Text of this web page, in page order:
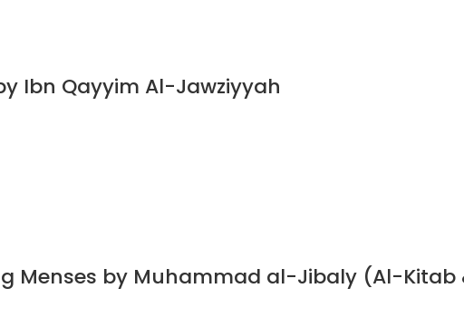
Ibn Qayyim Al-Jawziyyah
Menses by Muhammad al-Jibaly (Al-Kitab